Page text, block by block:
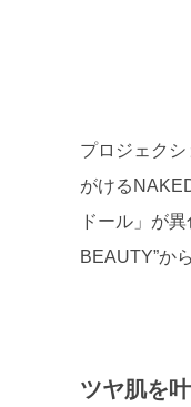
プロジェク
がける
ドール」が
BEAUTY”か
ツヤ肌を